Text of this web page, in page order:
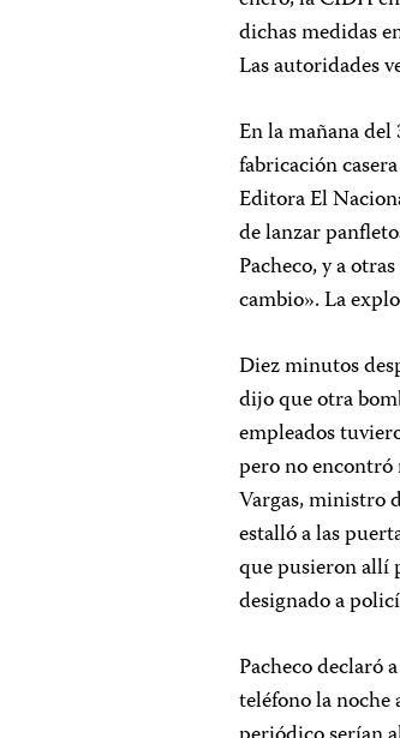
dichas medidas
Las autoridades
En la mañana
fabricación
Editora El
de lanzar
Pacheco, y a
cambio». La
Diez minutos
dijo que otra
empleados
pero no
Vargas, ministro
estalló a las
que pusieron allí
designado a
Pacheco declaró
teléfono la noche